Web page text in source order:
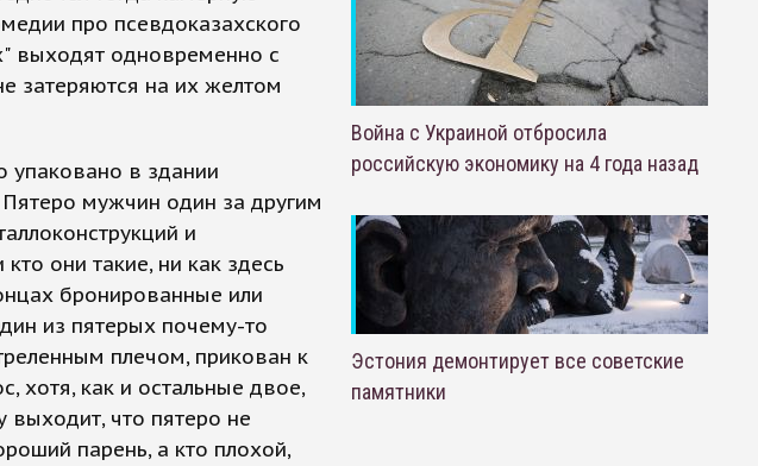
про псевдоказахского
выходят одновременно с
затеряются на их желтом
упаковано в здании
мужчин один за другим
и
они такие, ни как здесь
бронированные или
из пятерых почему-то
плечом, прикован к
хотя, как и остальные двое,
что пятеро не
парень, а кто плохой,
Война с Украиной отбросила
российскую экономику на 4 года назад
Эстония демонтирует все советские
памятники